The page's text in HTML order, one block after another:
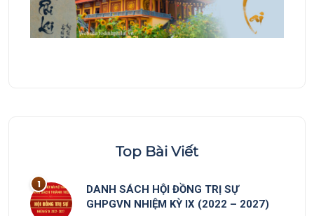
Top Bài Viết
DANH SÁCH HỘI ĐỒNG TRỊ SỰ
GHPGVN NHIỆM KỲ IX (2022 – 2027)